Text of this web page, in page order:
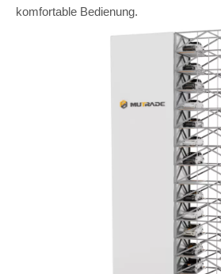
komfortable Bedienung.